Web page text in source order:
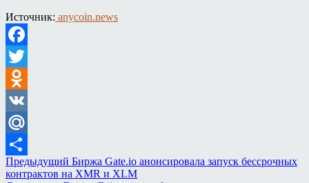
Источник: anycoin.news
Facebook
Twitter
Odnoklassniki
VK
Mail.Ru
Отправить
Предыдущий Биржа Gate.io анонсировала запуск бессрочных
контрактов на XMR и XLM